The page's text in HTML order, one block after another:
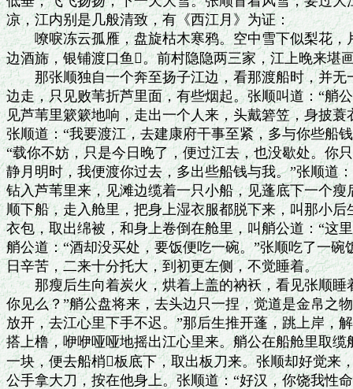
凉，江内别是几般清致，有《西江月》为证：
嘹唳冻云孤雁，盘旋枯木寒鸦。空中雪下似梨花，
边酒旆，银铺渡口鱼。前村隐隐两三家，江上晚来堪
那张顺独自一个奔至扬子江边，看那渡船时，并无
边走，只见败苇折芦里面，有些烟起。张顺叫道：“艄
见芦苇里簌簌地响，走出一个人来，头戴箬笠，身披蓑
张顺道：“我要渡江，去建康府干事至紧，多与你些船
“载你不妨，只是今日晚了，便过江去，也没歇处。你
静月明时，我便渡你过去，多出些船钱与我。”张顺道
钻入芦苇里来，见滩边缆着一只小船，见蓬底下一个
顺下船，走入舱里，把身上湿衣服都脱下来，叫那小
衣包，取出绵被，和身上卷倒在舱里，叫艄公道：“这
艄公道：“酒却没买处，要饭便吃一碗。”张顺吃了一碗
日辛苦，二来十分托大，到初更左侧，不觉睡着。
那瘦后生向着炭火，烘着上盖的衲袄，看见张顺睡
你见么？”艄公盘将来，去头边只一捏，觉道是金帛之
放开，去江心里下手不迟。”那后生推开蓬，跳上岸，
搭上橹，咿咿哑哑地摇出江心里来。艄公在船舱里取
一块，便去船梢板底下，取出板刀来。张顺却好觉来
公手拿大刀，按在他身上。张顺道：“好汉，你饶我性